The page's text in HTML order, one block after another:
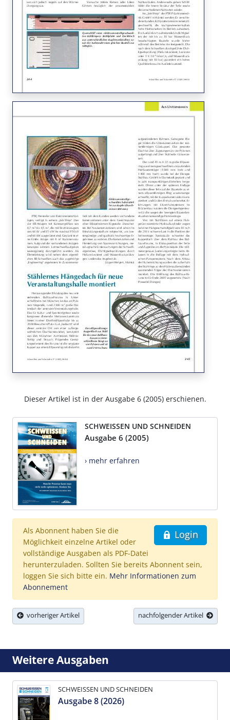
Dieser Artikel ist in der Ausgabe 6 (2005) erschienen.
SCHWEISSEN UND SCHNEIDEN
Ausgabe 6 (2005)
› mehr erfahren
Login
Als Abonnent haben Sie die
Möglichkeit einzelne Artikel oder
vollständige Ausgaben als PDF-Datei
herunterzuladen. Sollten Sie bereits Abonnent sein,
loggen Sie sich bitte ein. Mehr Informationen zum
Abonnement
vorheriger Artikel nachfolgender Artikel
Weitere Ausgaben
SCHWEISSEN UND SCHNEIDEN
Ausgabe 8 (2026)